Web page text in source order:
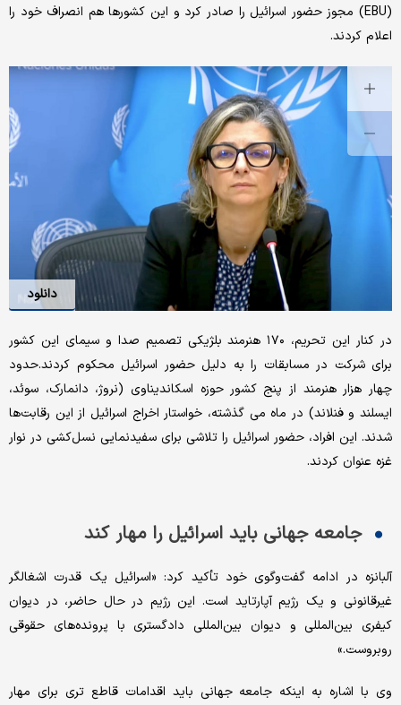
(EBU) مجوز حضور اسرائیل را صادر کرد و این کشورها هم انصراف خود را
اعلام کردند.
دانلود
در کنار این تحریم، ۱۷۰ هنرمند بلژیکی تصمیم صدا و سیمای این کشور
برای شرکت در مسابقات را به دلیل حضور اسرائیل محکوم کردند.حدود
چهار هزار هنرمند از پنج کشور حوزه اسکاندیناوی (نروژ، دانمارک، سوئد،
ایسلند و فنلاند) در ماه می گذشته، خواستار اخراج اسرائیل از این رقابت‌ها
شدند. این افراد، حضور اسرائیل را تلاشی برای سفیدنمایی نسل‌کشی در نوار
غزه عنوان کردند.
جامعه جهانی باید اسرائیل را مهار کند
آلبانزه در ادامه گفت‌وگوی خود تأکید کرد: «اسرائیل یک قدرت اشغالگر
غیرقانونی و یک رژیم آپارتاید است. این رژیم در حال حاضر، در دیوان
کیفری بین‌المللی و دیوان بین‌المللی دادگستری با پرونده‌های حقوقی
روبروست.»
وی با اشاره به اینکه جامعه جهانی باید اقدامات قاطع تری برای مهار